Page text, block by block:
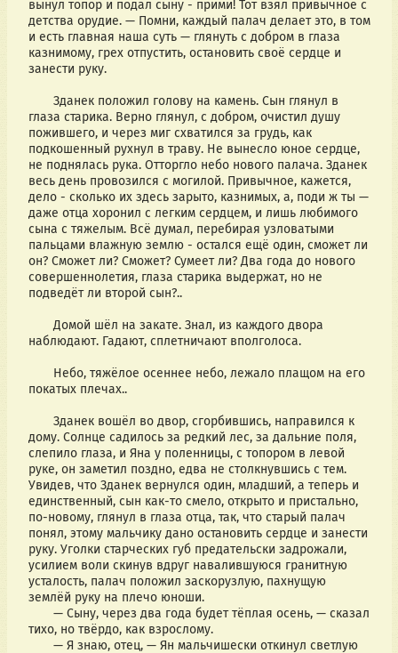
вынул топор и подал сыну - прими! Тот взял привычное с
детства орудие. — Помни, каждый палач делает это, в том
и есть главная наша суть — глянуть с добром в глаза
казнимому, грех отпустить, остановить своё сердце и
занести руку.
глаза старика. Верно глянул, с добром, очистил душу
пожившего, и через миг схватился за грудь, как
подкошенный рухнул в траву. Не вынесло юное сердце,
не поднялась рука. Отторгло небо нового палача. Зданек
весь день провозился с могилой. Привычное, кажется,
дело - сколько их здесь зарыто, казнимых, а, поди ж ты —
даже отца хоронил с легким сердцем, и лишь любимого
сына с тяжелым. Всё думал, перебирая узловатыми
пальцами влажную землю - остался ещё один, сможет ли
он? Сможет ли? Сможет? Сумеет ли? Два года до нового
совершеннолетия, глаза старика выдержат, но не
подведёт ли второй сын?..
       Домой шёл на закате. Знал, из каждого двора
наблюдают. Гадают, сплетничают вполголоса.
покатых плечах..
дому. Солнце садилось за редкий лес, за дальние поля,
слепило глаза, и Яна у поленницы, с топором в левой
руке, он заметил поздно, едва не столкнувшись с тем.
Увидев, что Зданек вернулся один, младший, а теперь и
единственный, сын как-то смело, открыто и пристально,
по-новому, глянул в глаза отца, так, что старый палач
понял, этому мальчику дано остановить сердце и занести
руку. Уголки старческих губ предательски задрожали,
усилием воли скинув вдруг навалившуюся гранитную
усталость, палач положил заскорузлую, пахнущую
землёй руку на плечо юноши.
тихо, но твёрдо, как взрослому.